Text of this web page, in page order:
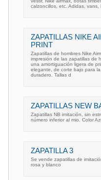
calzoncillos, etc. Adidas, vans,
ZAPATILLAS NIKE
PRINT
Zapatillas de hombres Nike
impresión de las zapatillas de
una amortiguación ligera de
elegante, de corte bajo para
duradero. Tallas d
ZAPATILLAS NEW
Zapatillas NB imitación, sin
número inferior al mio. Color
ZAPATILLA 3
Se vende zapatillas de
rosa y blanco